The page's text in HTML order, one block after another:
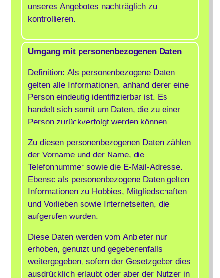
unseres Angebotes nachträglich zu
kontrollieren.
Umgang mit personenbezogenen Daten
Definition: Als personenbezogene Daten
gelten alle Informationen, anhand derer eine
Person eindeutig identifizierbar ist. Es
handelt sich somit um Daten, die zu einer
Person zurückverfolgt werden können.
Zu diesen personenbezogenen Daten zählen
der Vorname und der Name, die
Telefonnummer sowie die E-Mail-Adresse.
Ebenso als personenbezogene Daten gelten
Informationen zu Hobbies, Mitgliedschaften
und Vorlieben sowie Internetseiten, die
aufgerufen wurden.
Diese Daten werden vom Anbieter nur
erhoben, genutzt und gegebenenfalls
weitergegeben, sofern der Gesetzgeber dies
ausdrücklich erlaubt oder aber der Nutzer in